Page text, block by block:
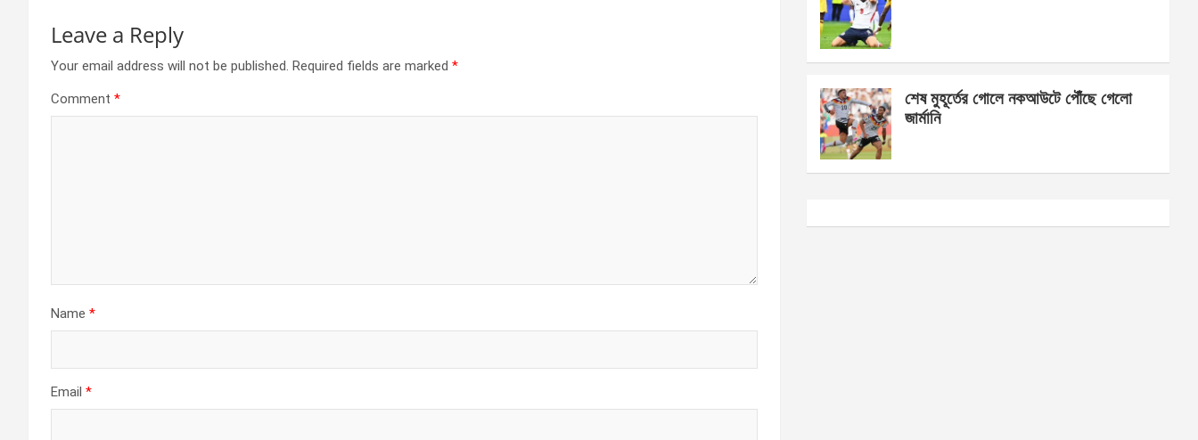
Leave a Reply
Your email address will not be published. Required fields are marked *
Comment *
Name *
Email *
শেষ মুহূর্তের গোলে নকআউটে পৌঁছে গেলো
জার্মানি